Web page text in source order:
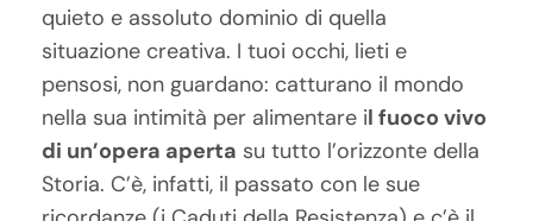
quieto e assoluto dominio di quella
situazione creativa. I tuoi occhi, lieti e
pensosi, non guardano: catturano il mondo
nella sua intimità per alimentare il fuoco vivo
di un’opera aperta su tutto l’orizzonte della
Storia. C’è, infatti, il passato con le sue